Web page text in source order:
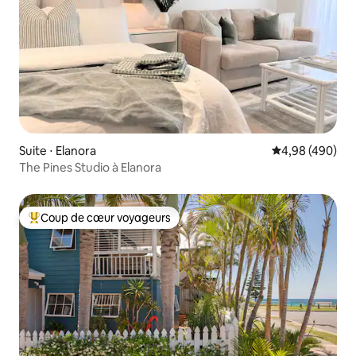
Suite ⋅ Elanora Évaluation
4,98 (490)
The Pines Studio à Elanora
Coups de cœur voyageurs les plus appréciés
Coup de cœur voyageurs